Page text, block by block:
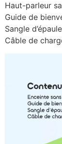
Haut-parleur
Guide de
Sangle
Câble de